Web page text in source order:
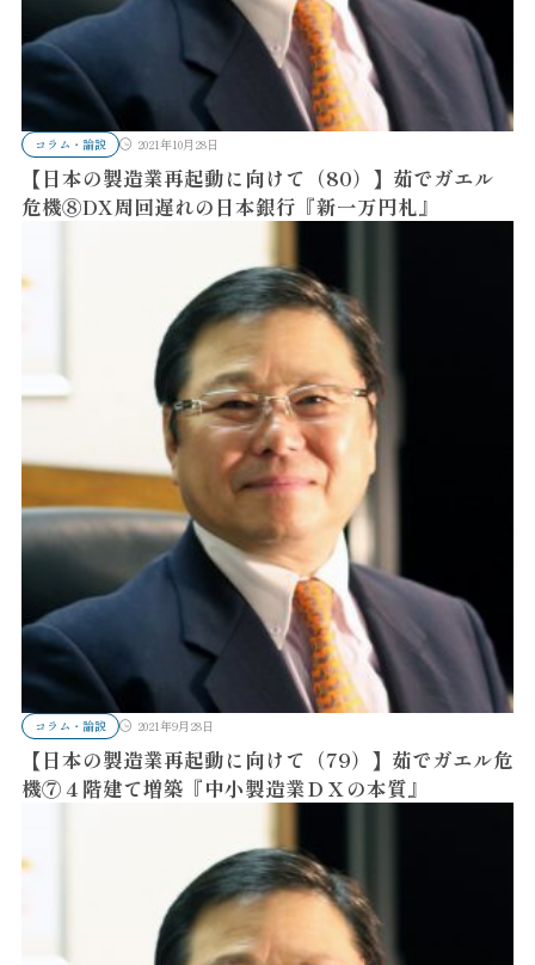
コラム・論説 2021年10月28日
【日本の製造業再起動に向けて（80）】茹でガエル
危機⑧DX周回遅れの日本銀行『新一万円札』
コラム・論説 2021年9月28日
【日本の製造業再起動に向けて（79）】茹でガエル危
機⑦４階建て増築『中小製造業ＤＸの本質』